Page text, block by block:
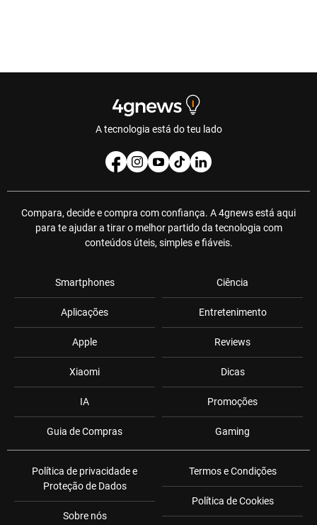
A tecnologia está do teu lado
Compara, decide e compra com confiança. A 4gnews está aqui
para te ajudar a tirar o melhor partido da tecnologia com
conteúdos úteis, simples e fiáveis.
Smartphones
Aplicações
Apple
Xiaomi
IA
Guia de Compras
Ciência
Entretenimento
Reviews
Dicas
Promoções
Gaming
Política de privacidade e
Proteção de Dados
Sobre nós
Termos e Condições
Política de Cookies